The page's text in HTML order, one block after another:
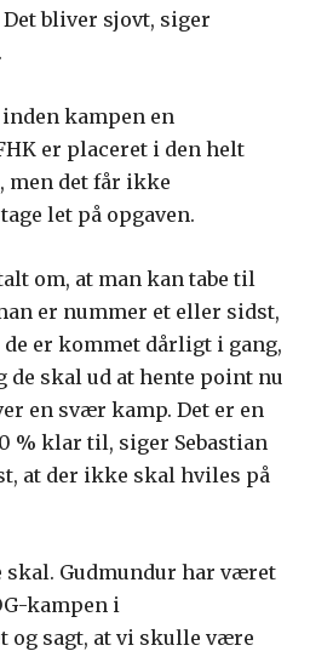
bliver sjovt, siger
kampen en
er placeret i den helt
men det får ikke
let på opgaven.
om, at man kan tabe til
er nummer et eller sidst,
er kommet dårligt i gang,
de skal ud at hente point nu
en svær kamp. Det er en
% klar til, siger Sebastian
at der ikke skal hviles på
skal. Gudmundur har været
kampen i
sagt, at vi skulle være